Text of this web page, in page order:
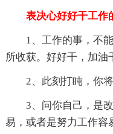
表决心好好干工作
1、工作的事，不
所收获。好好干，加油
2、此刻打盹，你
3、问你自己，是
易，或者是努力工作容